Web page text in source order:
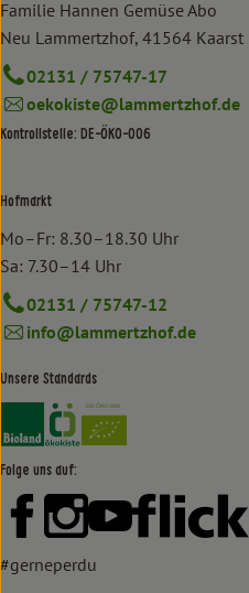
Familie Hannen Gemüse Abo
Neu Lammertzhof, 41564 Kaarst
02131 / 75747-17
oekokiste@lammertzhof.de
Kontrollstelle: DE-ÖKO-006
Hofmarkt
Mo–Fr: 8.30–18.30 Uhr
Sa: 7.30–14 Uhr
02131 / 75747-12
info@lammertzhof.de
Unsere Standards
Externer Link zu https://
Externer Link zu
Folge uns auf:
Externer Link zu https://
Externer Link zu
Externer Link
#gerneperdu